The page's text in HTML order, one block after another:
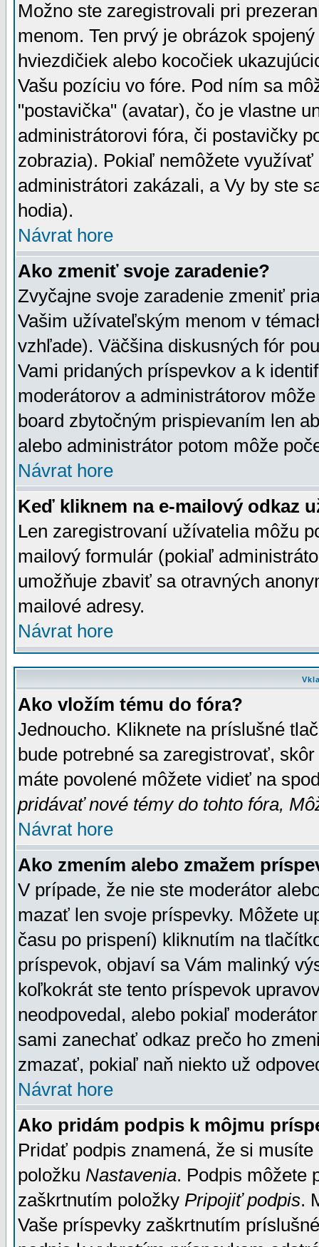
Možno ste zaregistrovali pri
menom. Ten prvý je obrázok
hviezdičiek alebo kocočiek
Vašu pozíciu vo fóre. Pod ním sa
"postavička" (avatar), čo je vlastne
administrátorovi fóra, či postavičky
zobrazia). Pokiaľ nemôžete
administrátori zakázali, a Vy by ste
hodia).
Návrat hore
Ako zmeniť svoje zaradenie?
Zvyčajne svoje zaradenie zmeniť
Vašim užívateľským menom v
vzhľade). Väčšina diskusných fór
Vami pridaných príspevkov a k
moderátorov a administrátorov
board zbytočným prispievaním len
alebo administrátor potom môže
Návrat hore
Keď kliknem na e-mailový odkaz
Len zaregistrovaní užívatelia môžu
mailový formulár (pokiaľ
umožňuje zbaviť sa otravných
mailové adresy.
Návrat hore
Ako vložím tému do fóra?
Jednoucho. Kliknete na príslušné
bude potrebné sa zaregistrovať,
máte povolené môžete vidieť na
pridávať nové témy do tohto fóra,
Návrat hore
Ako zmením alebo zmažem
V prípade, že nie ste moderátor
mazať len svoje príspevky. Môžete
času po prispení) kliknutím na
príspevok, objaví sa Vám malinký
koľkokrát ste tento príspevok
neodpovedal, alebo pokiaľ
sami zanechať odkaz prečo ho
zmazať, pokiaľ naň niekto už
Návrat hore
Ako pridám podpis k môjmu
Pridať podpis znamená, že si
položku Nastavenia. Podpis môžete
zaškrtnutím položky Pripojiť podpis.
Vaše príspevky zaškrtnutím